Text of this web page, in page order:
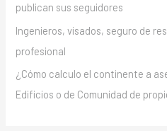
publican sus seguidores
Ingenieros, visados, seguro de
profesional
¿Cómo calculo el continente a
Edificios o de Comunidad de